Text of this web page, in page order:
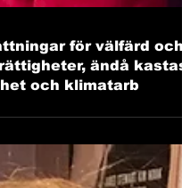
ändå kastas
och klimatarb